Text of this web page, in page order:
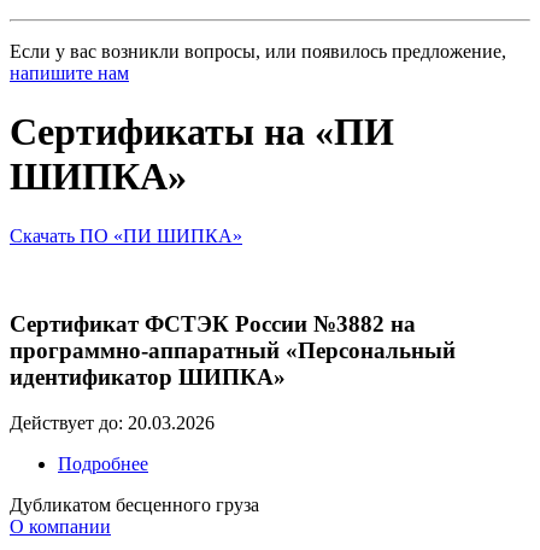
Если у вас возникли вопросы, или появилось предложение,
напишите нам
Cертификаты на «ПИ
ШИПКА»
Скачать ПО «ПИ ШИПКА»
Сертификат ФСТЭК России №3882 на
программно-аппаратный «Персональный
идентификатор ШИПКА»
Действует до: 20.03.2026
Подробнее
Дубликатом бесценного груза
О компании